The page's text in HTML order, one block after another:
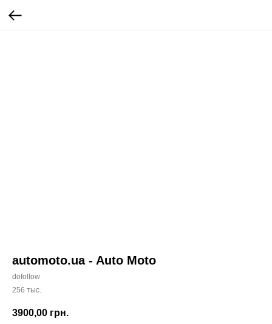
automoto.ua - Auto Moto
dofollow
256 тыс.
3900,00 грн.